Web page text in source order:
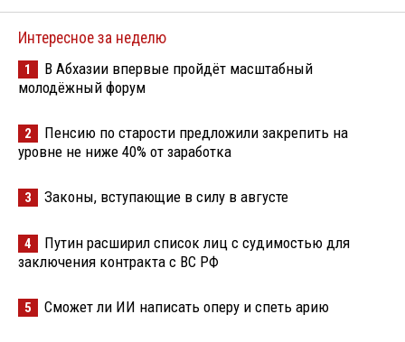
Интересное за неделю
1
В Абхазии впервые пройдёт масштабный
молодёжный форум
2
Пенсию по старости предложили закрепить на
уровне не ниже 40% от заработка
3 Законы, вступающие в силу в августе
4
Путин расширил список лиц с судимостью для
заключения контракта с ВС РФ
5 Сможет ли ИИ написать оперу и спеть арию